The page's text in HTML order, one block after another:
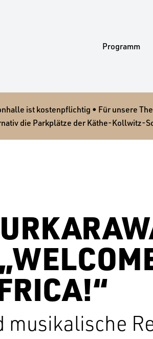
Programm
ist kostenpflichtig • Für unsere
die Parkplätze der Käthe-Kollwitz-
musikalische